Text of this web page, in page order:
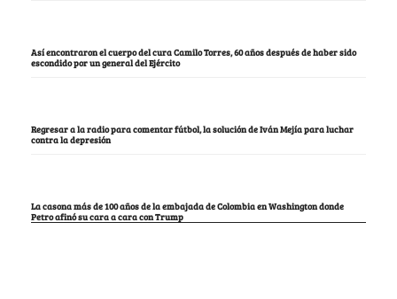
Así encontraron el cuerpo del cura Camilo Torres, 60 años después de haber sido
escondido por un general del Ejército
Regresar a la radio para comentar fútbol, la solución de Iván Mejía para luchar
contra la depresión
La casona más de 100 años de la embajada de Colombia en Washington donde
Petro afinó su cara a cara con Trump